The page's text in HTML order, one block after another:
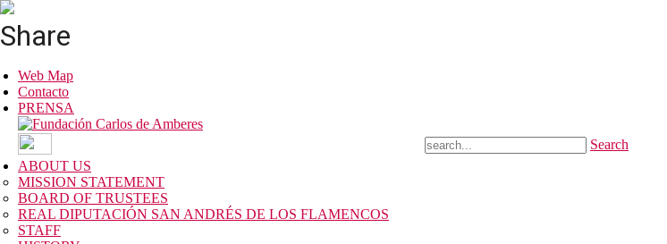
Share
Web Map
Contacto
PRENSA
ABOUT US
MISSION STATEMENT
BOARD OF TRUSTEES
REAL DIPUTACIÓN SAN ANDRÉS DE LOS FLAMENCOS
STAFF
Search